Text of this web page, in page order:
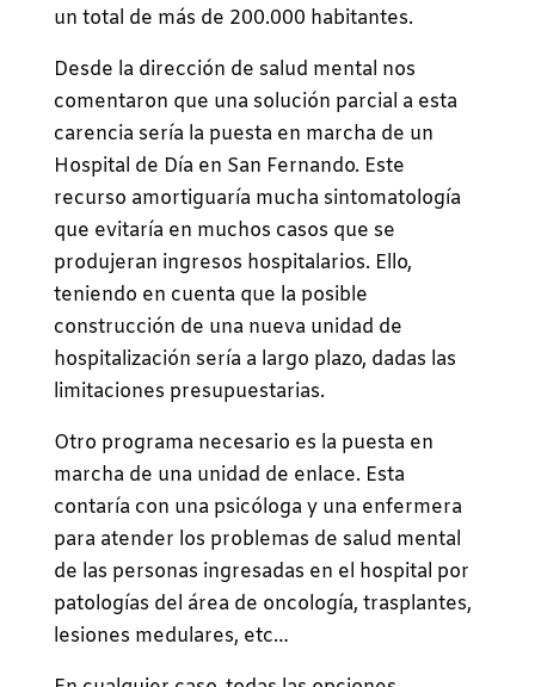
un total de más de 200.000 habitantes.
Desde la dirección de salud mental nos
comentaron que una solución parcial a esta
carencia sería la puesta en marcha de un
Hospital de Día en San Fernando. Este
recurso amortiguaría mucha sintomatología
que evitaría en muchos casos que se
produjeran ingresos hospitalarios. Ello,
teniendo en cuenta que la posible
construcción de una nueva unidad de
hospitalización sería a largo plazo, dadas las
limitaciones presupuestarias.
Otro programa necesario es la puesta en
marcha de una unidad de enlace. Esta
contaría con una psicóloga y una enfermera
para atender los problemas de salud mental
de las personas ingresadas en el hospital por
patologías del área de oncología, trasplantes,
lesiones medulares, etc…